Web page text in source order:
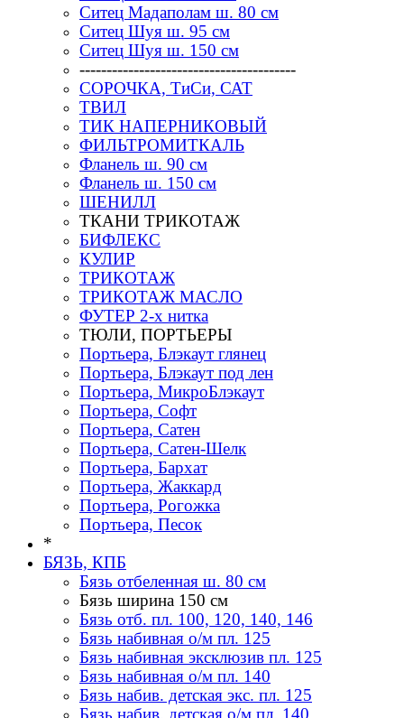
Ситец Мадаполам ш. 80 см
Ситец Шуя ш. 95 см
Ситец Шуя ш. 150 см
----------------------------------------
СОРОЧКА, ТиСи, САТ
ТВИЛ
ТИК НАПЕРНИКОВЫЙ
ФИЛЬТРОМИТКАЛЬ
Фланель ш. 90 см
Фланель ш. 150 см
ШЕНИЛЛ
ТКАНИ ТРИКОТАЖ
БИФЛЕКС
КУЛИР
ТРИКОТАЖ
ТРИКОТАЖ МАСЛО
ФУТЕР 2-х нитка
ТЮЛИ, ПОРТЬЕРЫ
Портьера, Блэкаут глянец
Портьера, Блэкаут под лен
Портьера, МикроБлэкаут
Портьера, Софт
Портьера, Сатен
Портьера, Сатен-Шелк
Портьера, Бархат
Портьера, Жаккард
Портьера, Рогожка
Портьера, Песок
*
БЯЗЬ, КПБ
Бязь отбеленная ш. 80 см
Бязь ширина 150 см
Бязь отб. пл. 100, 120, 140, 146
Бязь набивная о/м пл. 125
Бязь набивная эксклюзив пл. 125
Бязь набивная о/м пл. 140
Бязь набив. детская экс. пл. 125
Бязь набив. детская о/м пл. 140